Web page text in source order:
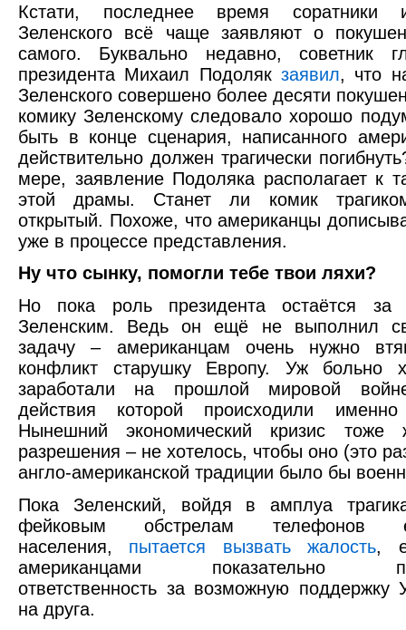
Кстати, последнее время соратники
Зеленского всё чаще заявляют о
самого. Буквально недавно, советник
президента Михаил Подоляк заявил, что
Зеленского совершено более десяти
комику Зеленскому следовало хорошо
быть в конце сценария, написанного
действительно должен трагически
мере, заявление Подоляка располагает к
этой драмы. Станет ли комик
открытый. Похоже, что американцы
уже в процессе представления.
Ну что сынку, помогли тебе твои ляхи?
Но пока роль президента остаётся за
Зеленским. Ведь он ещё не выполнил
задачу – американцам очень нужно
конфликт старушку Европу. Уж больно
заработали на прошлой мировой
действия которой происходили
Нынешний экономический кризис тоже
разрешения – не хотелось, чтобы оно (это
англо-американской традиции было бы
Пока Зеленский, войдя в амплуа
фейковым обстрелам телефонов
населения, пытается вызвать жалость,
американцами показательно
ответственность за возможную поддержку
на друга.